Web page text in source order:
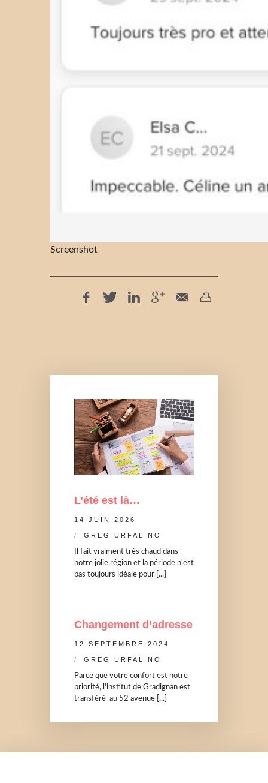
Screenshot
L’été est là…
14 JUIN 2026
GREG URFALINO
Il fait vraiment très chaud dans
notre jolie région et la période n'est
pas toujours idéale pour [...]
Changement d’adresse
12 SEPTEMBRE 2024
GREG URFALINO
Parce que votre confort est notre
priorité, l'institut de Gradignan est
transféré au 52 avenue [...]